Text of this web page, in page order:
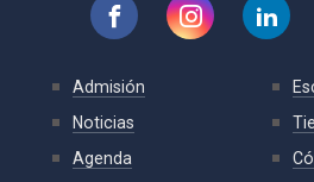
Admisión
Noticias
Agenda